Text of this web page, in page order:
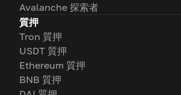
Avalanche 探索者
質押
Tron 質押
USDT 質押
Ethereum 質押
BNB 質押